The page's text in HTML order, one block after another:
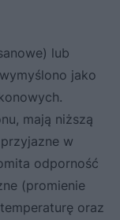
lub
jako
mają niższą
w
odporność
(promienie
oraz